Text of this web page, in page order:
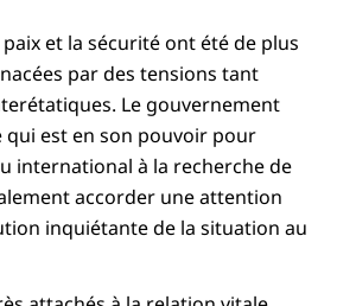
et la sécurité ont été de plus
par des tensions tant
Le gouvernement
est en son pouvoir pour
international à la recherche de
accorder une attention
inquiétante de la situation au